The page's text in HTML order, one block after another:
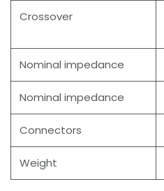
Crossover
Nominal impedance
Nominal impedance
Connectors
Weight